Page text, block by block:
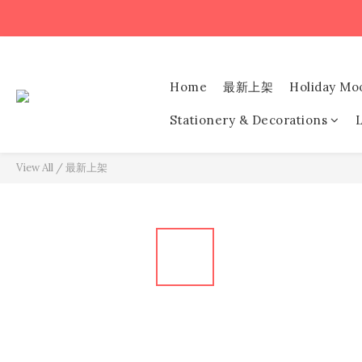
Home 最新上架 Holiday
Stationery & Decorations
View All /最新上架